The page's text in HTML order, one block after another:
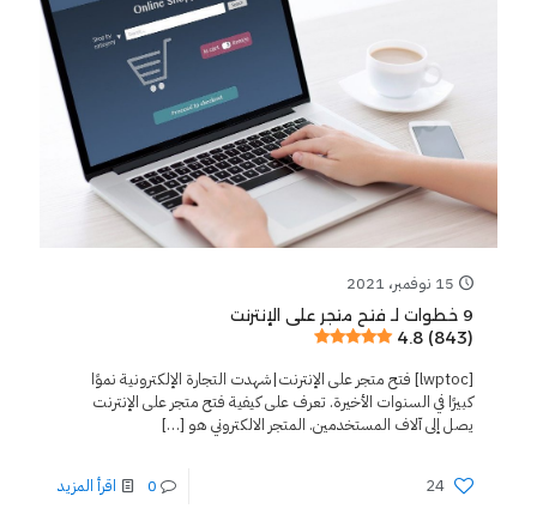
15 نوفمبر، 2021
9 خطوات لـ فتح متجر على الإنترنت
4.8 (843)
[lwptoc] فتح متجر على الإنترنت|شهدت التجارة الإلكترونية نموًا
كبيرًا في السنوات الأخيرة. تعرف على كيفية فتح متجر على الإنترنت
يصل إلى آلاف المستخدمين. المتجر الالكتروني هو […]
24
0 اقرأ المزيد